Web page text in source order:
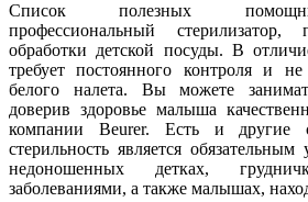
Список полезных
профессиональный стерилизатор,
обработки детской посуды. В
требует постоянного контроля и не
белого налета. Вы можете
доверив здоровье малыша
компании Beurer. Есть и другие
стерильность является
недоношенных детках,
заболеваниями, а также малышах,